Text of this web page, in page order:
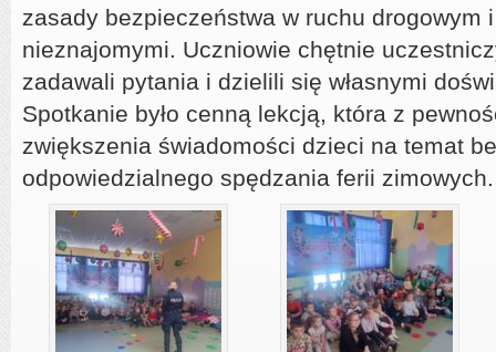
zasady bezpieczeństwa w ruchu drogowym
nieznajomymi. Uczniowie chętnie
zadawali pytania i dzielili się własnymi
Spotkanie było cenną lekcją, która z
zwiększenia świadomości dzieci na temat
odpowiedzialnego spędzania ferii zimowych.